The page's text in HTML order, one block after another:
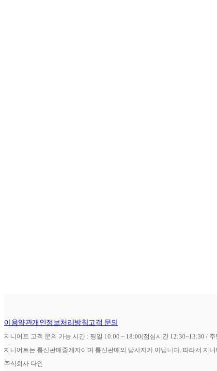
이용약관개인정보처리방침고객 문의
지니어트 고객 문의 가능 시간 : 평일 10:00 ~ 18:00(점심시간 12:30~13:30 /
지니어트는 통신판매중개자이며 통신판매의 당사자가 아닙니다. 따라서 지
주식회사 다인